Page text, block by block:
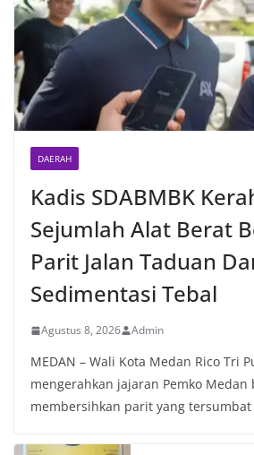
DAERAH
Kadis SDABMBK
Sejumlah Alat Berat
Parit Jalan Taduan
Sedimentasi Tebal
Agustus 8, 2026 Admin
MEDAN – Wali Kota Medan Rico Tri
mengerahkan jajaran Pemko Medan
membersihkan parit yang tersumbat